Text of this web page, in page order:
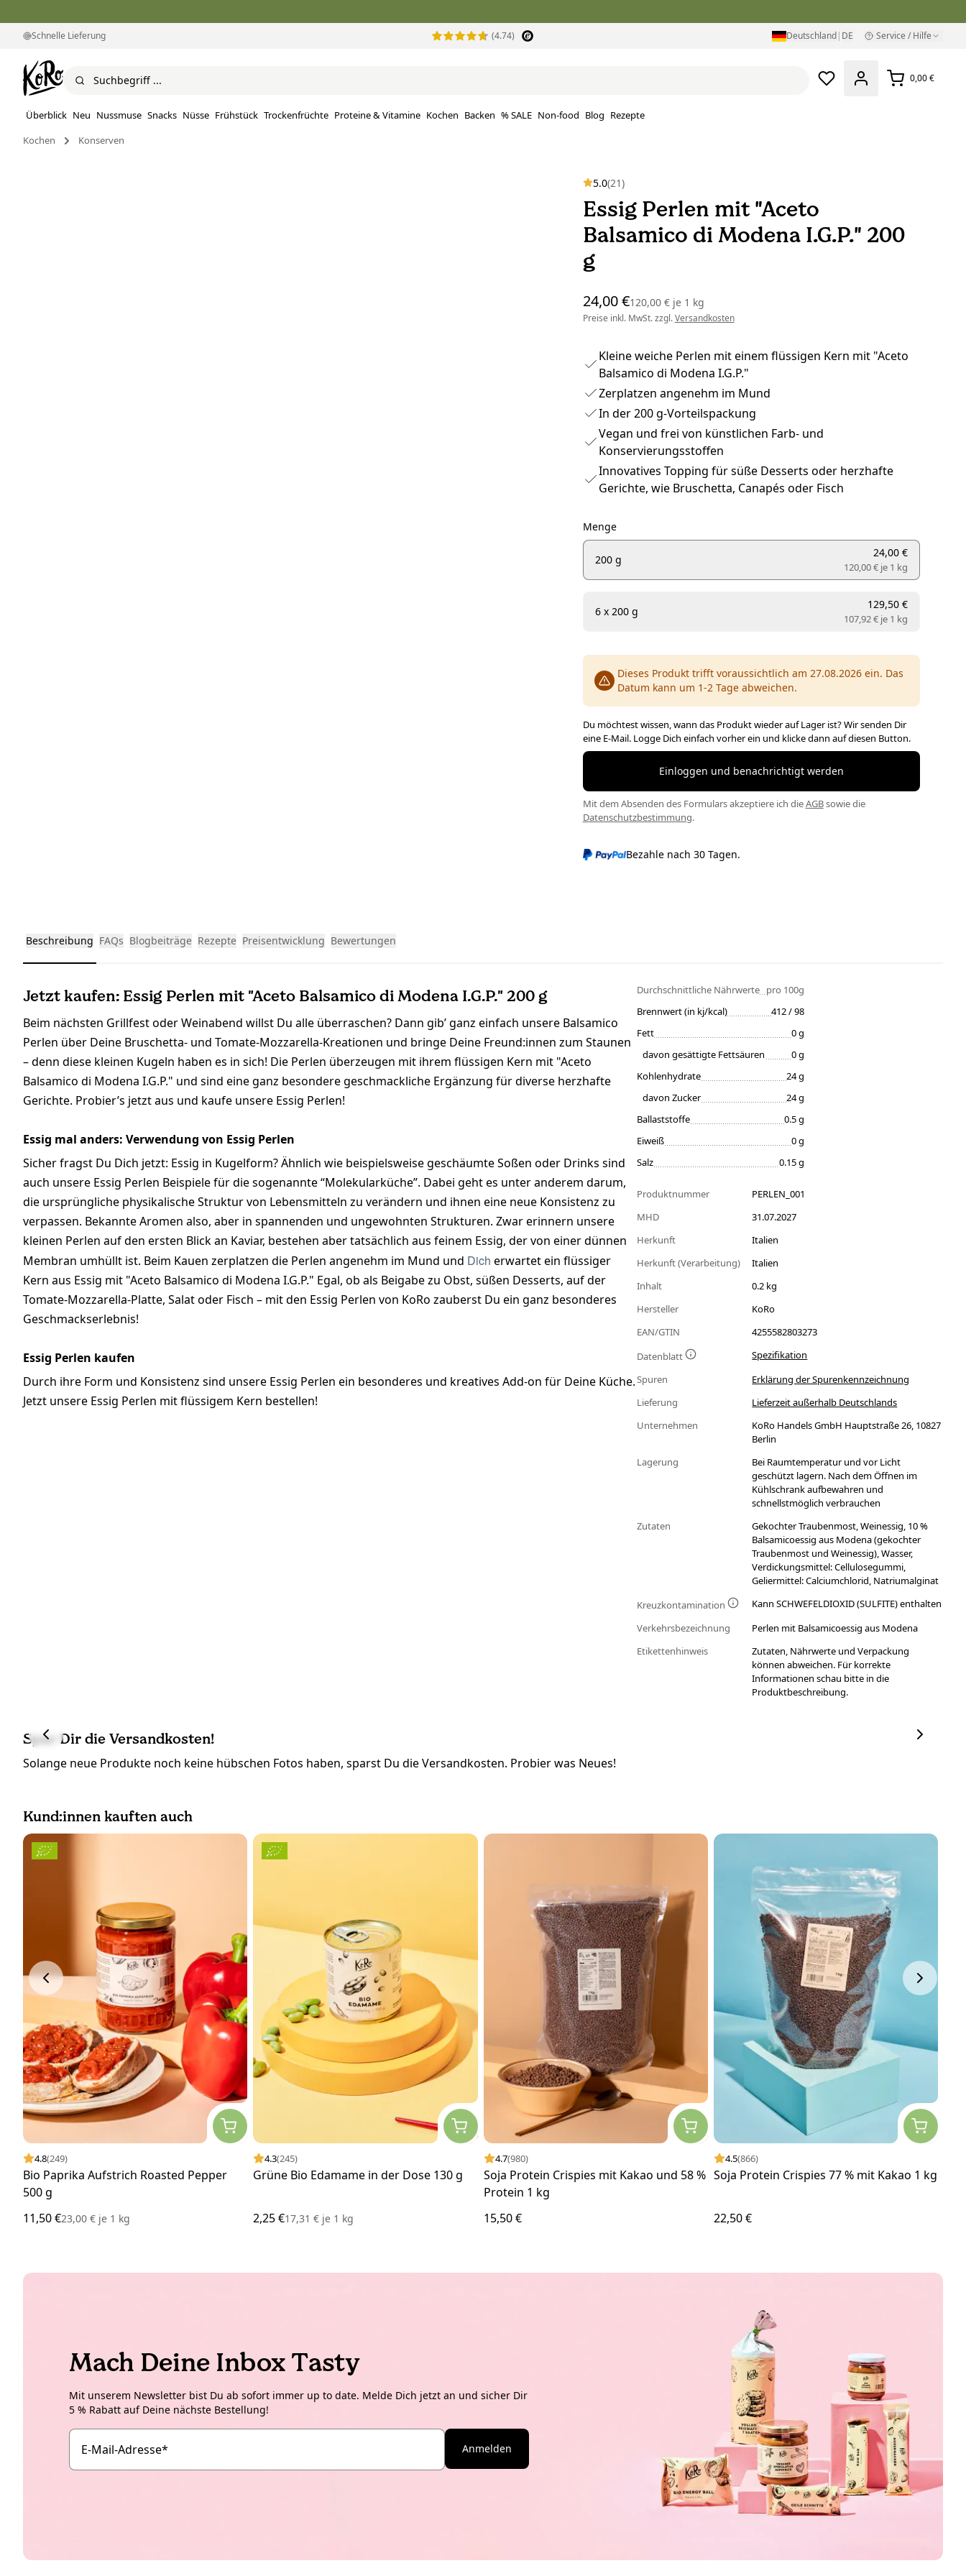
Schnelle Lieferung (4.74) Deutschland| DE Service / Hilfe
0,00 €
Überblick Neu Nussmuse Snacks Nüsse Frühstück Trockenfrüchte Proteine ​​& Vitamine Kochen Backen % SALE Non-food Blog Rezepte
Kochen
Konserven
5.0(21)
Essig Perlen mit "Aceto
Balsamico di Modena I.G.P." 200
g
24,00 €120,00 € je1 kg
Preise inkl. MwSt. zzgl.Versandkosten
Kleine weiche Perlen mit einem flüssigen Kern mit "Aceto
Balsamico di Modena I.G.P."
Zerplatzen angenehm im Mund
In der 200 g-Vorteilspackung
Vegan und frei von künstlichen Farb- und
Konservierungsstoffen
Innovatives Topping für süße Desserts oder herzhafte
Gerichte, wie Bruschetta, Canapés oder Fisch
Menge
200 g
24,00 €
120,00 € je1 kg
6 x 200 g
129,50 €
107,92 € je1 kg
Dieses Produkt trifft voraussichtlich am 27.08.2026 ein. Das
Datum kann um 1-2 Tage abweichen.
Du möchtest wissen, wann das Produkt wieder auf Lager ist? Wir senden Dir
eine E-Mail. Logge Dich einfach vorher ein und klicke dann auf diesen Button.
Einloggen und benachrichtigt werden
Mit dem Absenden des Formulars akzeptiere ich dieAGBsowie die
Datenschutzbestimmung.
Bezahle nach 30 Tagen.
Beschreibung FAQs Blogbeiträge Rezepte Preisentwicklung Bewertungen
Jetzt kaufen: Essig Perlen mit "Aceto Balsamico di Modena I.G.P." 200 g
Beim nächsten Grillfest oder Weinabend willst Du alle überraschen? Dann gib’ ganz einfach unsere Balsamico
Perlen über Deine Bruschetta- und Tomate-Mozzarella-Kreationen und bringe Deine Freund:innen zum Staunen
– denn diese kleinen Kugeln haben es in sich! Die Perlen überzeugen mit ihrem flüssigen Kern mit "Aceto
Balsamico di Modena I.G.P." und sind eine ganz besondere geschmackliche Ergänzung für diverse herzhafte
Gerichte. Probier’s jetzt aus und kaufe unsere Essig Perlen!
Essig mal anders: Verwendung von Essig Perlen
Sicher fragst Du Dich jetzt: Essig in Kugelform? Ähnlich wie beispielsweise geschäumte Soßen oder Drinks sind
auch unsere Essig Perlen Beispiele für die sogenannte “Molekularküche”. Dabei geht es unter anderem darum,
die ursprüngliche physikalische Struktur von Lebensmitteln zu verändern und ihnen eine neue Konsistenz zu
verpassen. Bekannte Aromen also, aber in spannenden und ungewohnten Strukturen. Zwar erinnern unsere
kleinen Perlen auf den ersten Blick an Kaviar, bestehen aber tatsächlich aus feinem Essig, der von einer dünnen
Membran umhüllt ist. Beim Kauen zerplatzen die Perlen angenehm im Mund und Dich erwartet ein flüssiger
Kern aus Essig mit "Aceto Balsamico di Modena I.G.P." Egal, ob als Beigabe zu Obst, süßen Desserts, auf der
Tomate-Mozzarella-Platte, Salat oder Fisch – mit den Essig Perlen von KoRo zauberst Du ein ganz besonderes
Geschmackserlebnis!
Essig Perlen kaufen
Durch ihre Form und Konsistenz sind unsere Essig Perlen ein besonderes und kreatives Add-on für Deine Küche.
Jetzt unsere Essig Perlen mit flüssigem Kern bestellen!
Durchschnittliche Nährwerte pro 100g
Brennwert (in kj/kcal)
412 / 98
Fett
0 g
davon gesättigte Fettsäuren
0 g
Kohlenhydrate
24 g
davon Zucker
24 g
Ballaststoffe
0.5 g
Eiweiß
0 g
Salz
0.15 g
Produktnummer
PERLEN_001
MHD
31.07.2027
Herkunft
Italien
Herkunft (Verarbeitung)
Italien
Inhalt
0.2 kg
Hersteller
KoRo
EAN/GTIN
4255582803273
Datenblatt
Spezifikation
Spuren
Erklärung der Spurenkennzeichnung
Lieferung
Lieferzeit außerhalb Deutschlands
Unternehmen
KoRo Handels GmbH Hauptstraße 26, 10827
Berlin
Lagerung
Bei Raumtemperatur und vor Licht
geschützt lagern. Nach dem Öffnen im
Kühlschrank aufbewahren und
schnellstmöglich verbrauchen
Zutaten
Gekochter Traubenmost, Weinessig, 10 %
Balsamicoessig aus Modena (gekochter
Traubenmost und Weinessig), Wasser,
Verdickungsmittel: Cellulosegummi,
Geliermittel: Calciumchlorid, Natriumalginat
Kreuzkontamination
Kann SCHWEFELDIOXID (SULFITE) enthalten
Verkehrsbezeichnung
Perlen mit Balsamicoessig aus Modena
Etikettenhinweis
Zutaten, Nährwerte und Verpackung
können abweichen. Für korrekte
Informationen schau bitte in die
Produktbeschreibung.
Spar Dir die Versandkosten!
Solange neue Produkte noch keine hübschen Fotos haben, sparst Du die Versandkosten. Probier was Neues!
Kund:innen kauften auch
4.8(249)
Bio Paprika Aufstrich Roasted Pepper
500 g
11,50 €23,00 € je 1 kg
4.3(245)
Grüne Bio Edamame in der Dose 130 g
2,25 €17,31 € je 1 kg
4.7(980)
Soja Protein Crispies mit Kakao und 58 %
Protein 1 kg
15,50 €
4.5(866)
Soja Protein Crispies 77 % mit Kakao 1 kg
22,50 €
Mach Deine Inbox Tasty
Mit unserem Newsletter bist Du ab sofort immer up to date. Melde Dich jetzt an und sicher Dir
5 % Rabatt auf Deine nächste Bestellung!
E-Mail-Adresse* Anmelden